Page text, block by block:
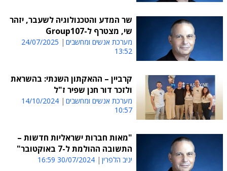
שר המדע והטכנולוגיה לשעבר, יזהר
שי, מצטרף ל-Group107
מערכת אנשים ומחשבים
24/07/2025
13:52
קרביין – ההאקתון השנתי: בהשראת
ולזכר דור חנן שפיר ז"ל
מערכת אנשים ומחשבים
14/10/2024
10:57
"מאות חברות ישראליות חדשות –
התשובה ההולמת ל-7 באוקטובר"
יניב הלפרין 30/07/2024 16:59